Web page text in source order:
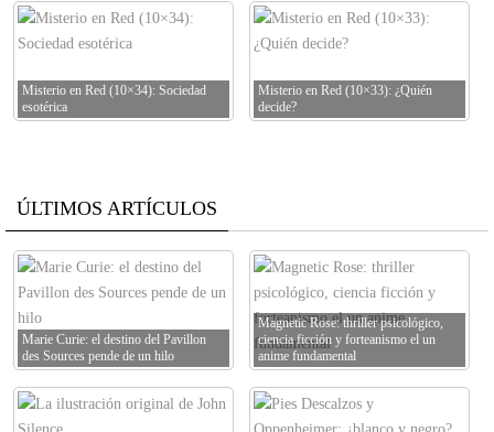
Misterio en Red (10×34): Sociedad
esotérica
Misterio en Red (10×33): ¿Quién
decide?
ÚLTIMOS ARTÍCULOS
Marie Curie: el destino del Pavillon
des Sources pende de un hilo
Magnetic Rose: thriller psicológico,
ciencia ficción y forteanismo el un
anime fundamental